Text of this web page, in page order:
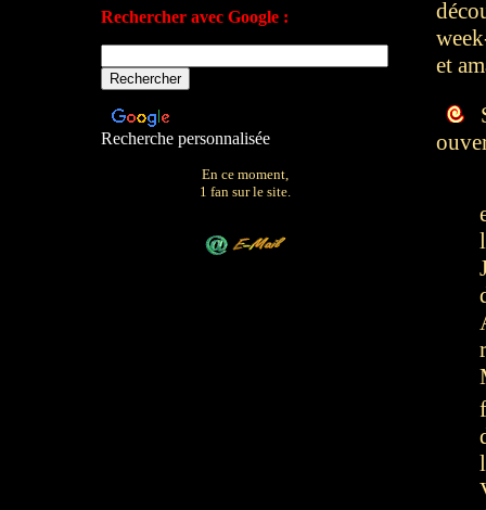
Rechercher avec Google :
Recherche personnalisée
En ce moment,
1 fan sur le site.
et